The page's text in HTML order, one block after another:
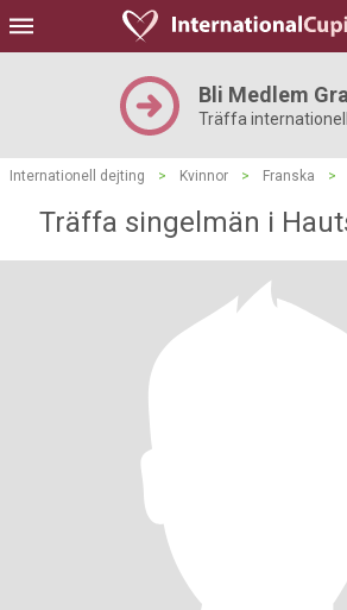
Bli Medlem
Träffa
Internationell dejting > Kvinnor > Franska >
Träffa singelmän i